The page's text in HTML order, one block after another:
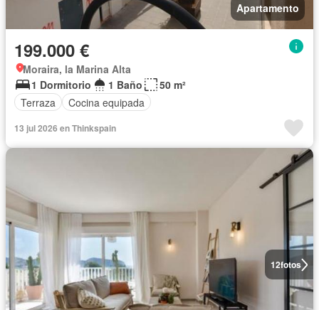
Apartamento
199.000 €
Moraira, la Marina Alta
1 Dormitorio
1 Baño
50 m²
Terraza
Cocina equipada
13 jul 2026 en Thinkspain
12fotos